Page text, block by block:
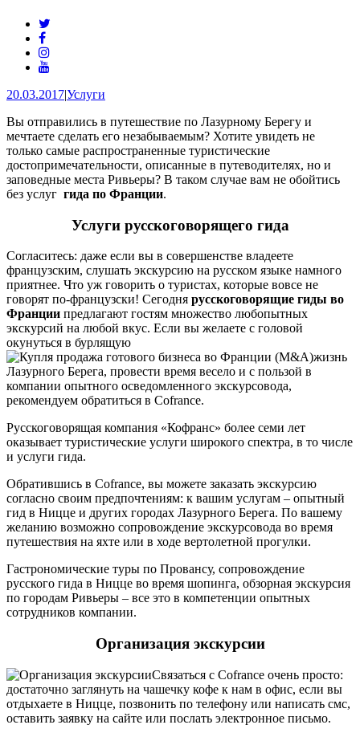
20.03.2017|Услуги
Вы отправились в путешествие по Лазурному Берегу и
мечтаете сделать его незабываемым? Хотите увидеть не
только самые распространенные туристические
достопримечательности, описанные в путеводителях, но и
заповедные места Ривьеры? В таком случае вам не обойтись
без услуг гида по Франции.
Услуги русскоговорящего гида
Согласитесь: даже если вы в совершенстве владеете
французским, слушать экскурсию на русском языке намного
приятнее. Что уж говорить о туристах, которые вовсе не
говорят по-французски! Сегодня русскоговорящие гиды во
Франции предлагают гостям множество любопытных
экскурсий на любой вкус. Если вы желаете с головой
окунуться в бурлящую
жизнь
Лазурного Берега, провести время весело и с пользой в
компании опытного осведомленного экскурсовода,
рекомендуем обратиться в Cofrance.
Русскоговорящая компания «Кофранс» более семи лет
оказывает туристические услуги широкого спектра, в то числе
и услуги гида.
Обратившись в Cofrance, вы можете заказать экскурсию
согласно своим предпочтениям: к вашим услугам – опытный
гид в Ницце и других городах Лазурного Берега. По вашему
желанию возможно сопровождение экскурсовода во время
путешествия на яхте или в ходе вертолетной прогулки.
Гастрономические туры по Провансу, сопровождение
русского гида в Ницце во время шопинга, обзорная экскурсия
по городам Ривьеры – все это в компетенции опытных
сотрудников компании.
Организация экскурсии
Связаться с Cofrance очень просто:
достаточно заглянуть на чашечку кофе к нам в офис, если вы
отдыхаете в Ницце, позвонить по телефону или написать смс,
оставить заявку на сайте или послать электронное письмо.